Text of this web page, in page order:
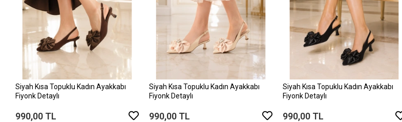
Siyah Kısa Topuklu Kadın Ayakkabı
Fiyonk Detaylı
990,00 TL
Siyah Kısa Topuklu Kadın Ayakkabı
Fiyonk Detaylı
990,00 TL
Siyah Kısa Topuklu Kadın Ayakkabı
Fiyonk Detaylı
990,00 TL